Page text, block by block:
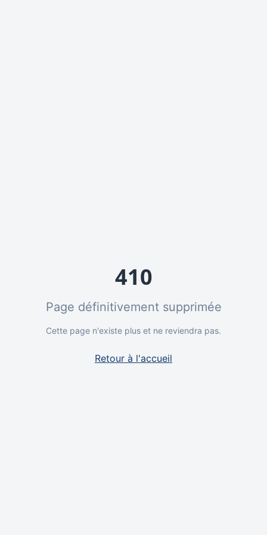
410
Page définitivement supprimée
Cette page n'existe plus et ne reviendra pas.
Retour à l'accueil